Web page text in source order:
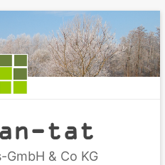
tat
GmbH & Co KG